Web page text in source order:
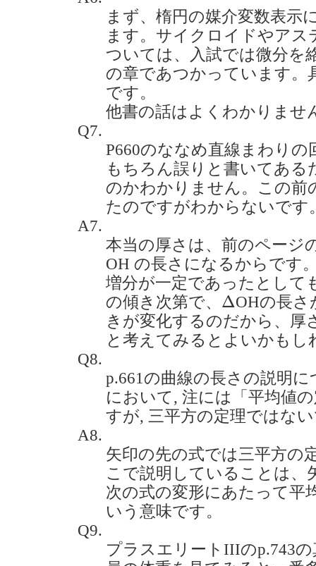
まず、楕円の媒介変数表示
ます。サイクロイドやア
ついては、入試では微分を
の章であつかっています。
です。
他書の話はよくわかりませ
Q7.
P660のななめ直線まわり
もちろん誤りと書いてあ
のかわかりません。この前
たのですがわからないです
A7.
本当の厚さは、前のページ
OH の長さになるからです
増分が一定であったとして
の傾き次第で、 Δ
Δ OHの長さ
きが変化するのだから、厚
と考えてみるとよいかもし
Q8.
p.661の曲線の長さの説明
において, 注には「平均値
すが, 三平方の定理ではな
A8.
矢印の先の式では三平方の
こで説明していることは、
次の式の変形にあたって平
いう意味です。
Q9.
プラスエリートIIIのp.743